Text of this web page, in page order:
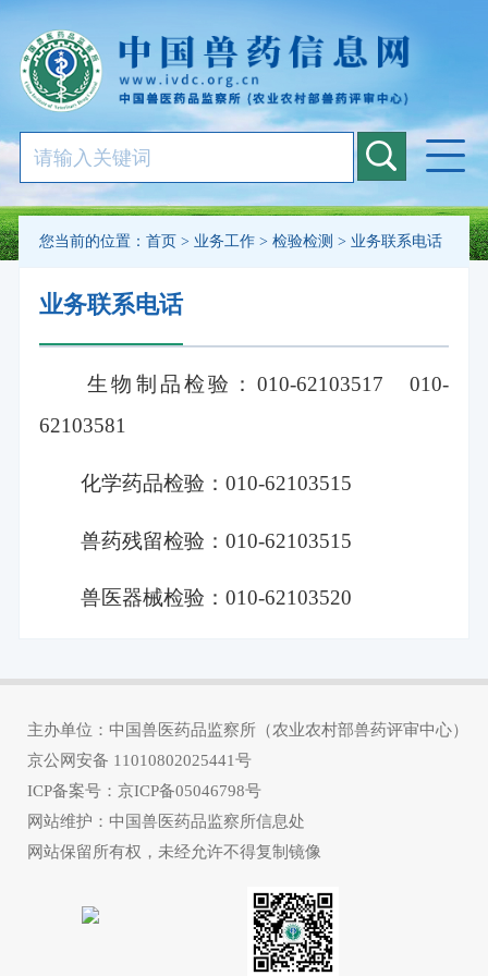
您当前的位置： 首页> 业务工作> 检验检测 > 业务联系电话
业务联系电话
生物制品检验： 010-62103517 010-
62103581
化学药品检验： 010-62103515
兽药残留检验： 010-62103515
兽医器械检验： 010-62103520
主办单位：中国兽医药品监察所（农业农村部兽药评审中心）
京公网安备 11010802025441号
ICP备案号：京ICP备05046798号
网站维护：中国兽医药品监察所信息处
网站保留所有权，未经允许不得复制镜像